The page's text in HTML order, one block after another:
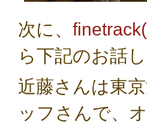
次に、
ら下記のお話
近藤さんは東
ッフさんで、